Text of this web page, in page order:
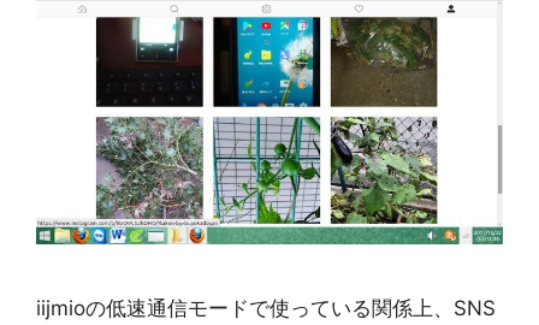
iijmioの低速通信モードで使っている関係上、SNS